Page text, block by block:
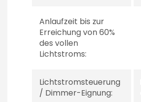
Anlaufzeit bis zur
Erreichung von 60%
des vollen
Lichtstroms:
Lichtstromsteuerung
/ Dimmer-Eignung: